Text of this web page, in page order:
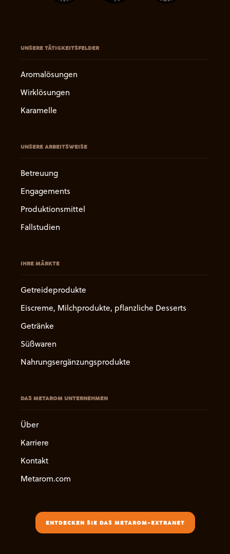
UNSERE TÄTIGKEITSFELDER
Aromalösungen
Wirklösungen
Karamelle
UNSERE ARBEITSWEISE
Betreuung
Engagements
Produktionsmittel
Fallstudien
IHRE MÄRKTE
Getreideprodukte
Eiscreme, Milchprodukte, pflanzliche Desserts
Getränke
Süßwaren
Nahrungsergänzungsprodukte
DAS METAROM UNTERNEHMEN
Über
Karriere
Kontakt
Metarom.com
ENTDECKEN SIE DAS METAROM-EXTRANET